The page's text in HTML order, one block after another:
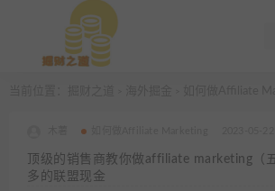
顶级的销售商教你做affiliate marketing（
多的联盟现金